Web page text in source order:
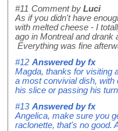
#11 Comment by Luci
As if you didn't have
with melted cheese - I
ago in Montreal and drank
Everything was fine
#12 Answered byfx
Magda, thanks for visiting
a most convivial dish, with
his slice or passing his
#13 Answered byfx
Angelica, make sure you
raclonette, that's no good.